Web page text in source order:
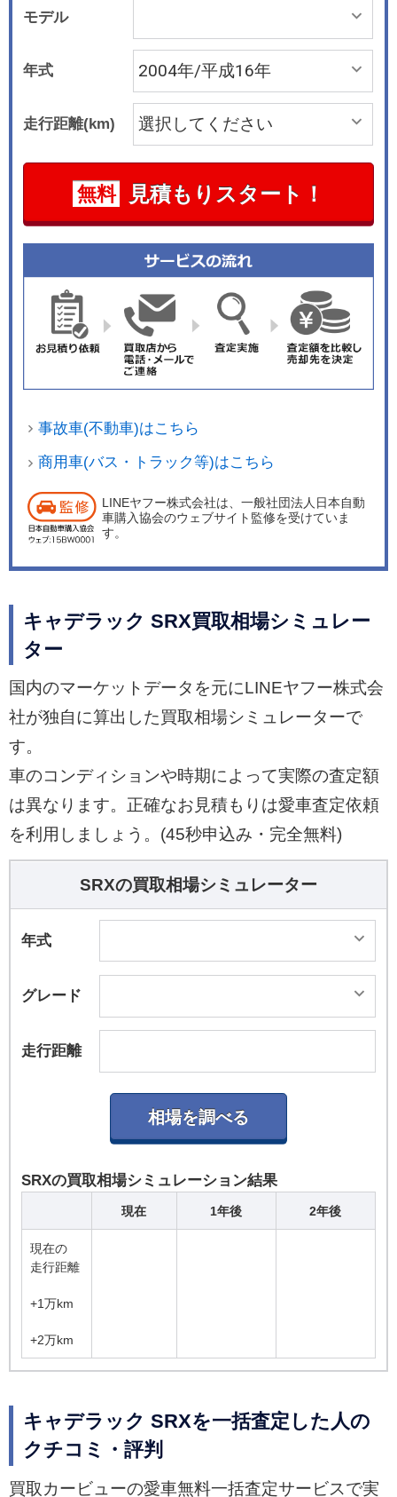
ンは4.6リッター V8。これに5速ATの組み合わ
せ。オプション設定となる“ウルトラビュー”はフ
ロントシートと2列目シートの上部に全長1.7mの
開口部を持ち、車内ほぼ全面に採光が可能なほ
か、開放するとオープンエア感覚の走行が楽しめ
るものだ。運転席、助手席、前席サイドなどに設
置されたエアバッグのほかに、ABS、トラクショ
ンコントロールシステム、スタビリトラックな
ど、豊富な安全装備もすべて標準で用意されてい
モデル
年式
走行距離(km)
無料 見積もりスタート！
事故車(不動車)はこちら
商用車(バス・トラック等)はこちら
LINEヤフー株式会社は、一般社団法人日本自動
車購入協会のウェブサイト監修を受けていま
す。
キャデラック SRX買取相場シミュレー
ター
国内のマーケットデータを元にLINEヤフー株式会
社が独自に算出した買取相場シミュレーターで
す。
車のコンディションや時期によって実際の査定額
は異なります。正確なお見積もりは愛車査定依頼
を利用しましょう。(45秒申込み・完全無料)
SRXの買取相場シミュレーター
年式
グレード
走行距離
SRXの買取相場シミュレーション結果
現在 1年後 2年後
現在の
走行距離
+1万km
+2万km
キャデラック SRXを一括査定した人の
クチコミ・評判
買取カービューの愛車無料一括査定サービスで実